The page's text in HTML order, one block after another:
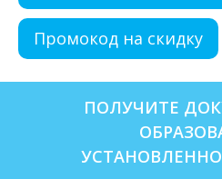
Промокод на скидку
ПОЛУЧИТЕ